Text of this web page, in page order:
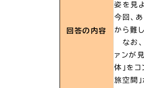
目的 から
回答の内容
姿を見
今回、
から難
なお、
ァンが
体」を
旅空間